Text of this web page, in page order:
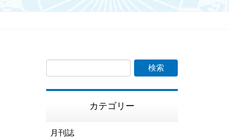
カテゴリー
月刊誌